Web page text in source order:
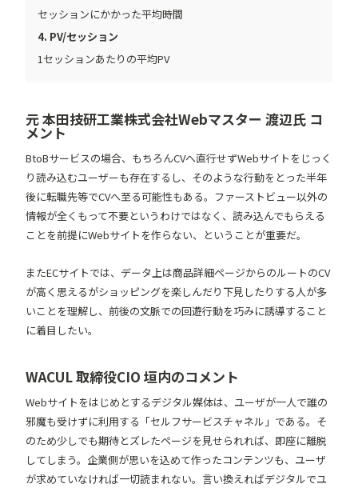
セッションにかかった平均時間
4. PV/セッション
1セッションあたりの平均PV
元 本田技研工業株式会社Webマスター 渡辺氏 コ
メント
BtoBサービスの場合、もちろんCVへ直行せずWebサイトをじっく
り読み込むユーザーも存在するし、そのような行動をとった半年
後に転職先等でCVへ至る可能性もある。ファーストビュー以外の
情報が全くもって不要というわけではなく、読み込んでもらえる
ことを前提にWebサイトを作らない、ということが重要だ。
またECサイトでは、データ上は商品詳細ページからのルートのCV
が高く思えるがショッピングを楽しんだり下見したりする人が多
いことを理解し、前後の文脈での回遊行動を巧みに誘導すること
に着目したい。
WACUL 取締役CIO 垣内のコメント
Webサイトをはじめとするデジタル媒体は、ユーザが一人で誰の
邪魔も受けずに利用する「セルフサービスチャネル」である。そ
のため少しでも期待とズレたページを見せられれば、即座に離脱
してしまう。企業側が思いを込めて作ったコンテンツも、ユーザ
が求めていなければ一切読まれない。言い換えればデジタルでユ